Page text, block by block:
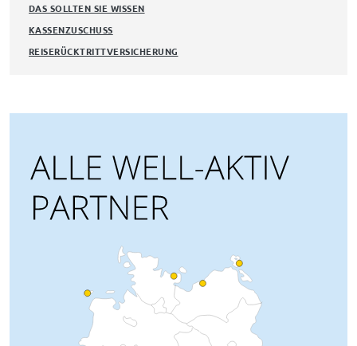
DAS SOLLTEN SIE WISSEN
KASSENZUSCHUSS
REISERÜCKTRITTVERSICHERUNG